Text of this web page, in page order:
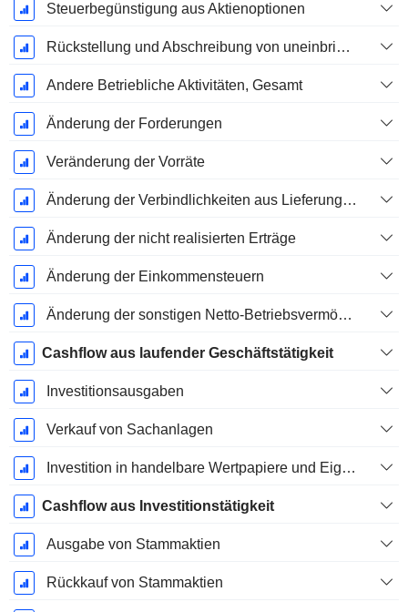
Steuerbegünstigung aus Aktienoptionen
Rückstellung und Abschreibung von uneinbringlichen Forderungen
Andere Betriebliche Aktivitäten, Gesamt
Änderung der Forderungen
Veränderung der Vorräte
Änderung der Verbindlichkeiten aus Lieferungen und Leistungen
Änderung der nicht realisierten Erträge
Änderung der Einkommensteuern
Änderung der sonstigen Netto-Betriebsvermögen
Cashflow aus laufender Geschäftstätigkeit
Investitionsausgaben
Verkauf von Sachanlagen
Investition in handelbare Wertpapiere und Eigenkapitalinstrumente, Gesamt
Cashflow aus Investitionstätigkeit
Ausgabe von Stammaktien
Rückkauf von Stammaktien